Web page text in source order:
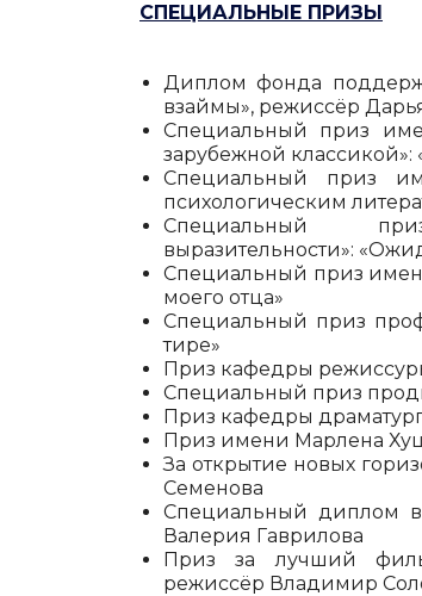
СПЕЦИАЛЬНЫЕ ПРИЗЫ
Диплом фонда
взаймы», режиссёр
Специальный приз
зарубежной
Специальный приз
психологическим
Специальный
выразительности»:
Специальный приз
моего отца»
Специальный приз
тире»
Приз кафедры
Специальный приз
Приз кафедры
Приз имени Марлена
За открытие новых
Семенова
Специальный диплом в
Валерия Гаврилова
Приз за лучший
режиссёр Владимир